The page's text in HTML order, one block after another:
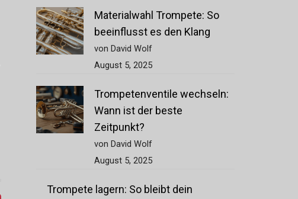
Materialwahl Trompete: So
beeinflusst es den Klang
von David Wolf
August 5, 2025
Trompetenventile wechseln:
Wann ist der beste
Zeitpunkt?
von David Wolf
August 5, 2025
Trompete lagern: So bleibt dein